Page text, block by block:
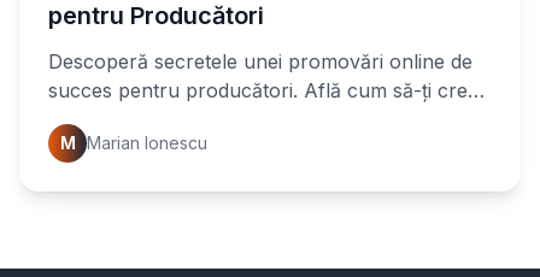
pentru Producători
Descoperă secretele unei promovări online de
succes pentru producători. Află cum să-ți crești
vizibilitatea, să-ți extinzi piața și să-ți optimizezi
vânzările
M Marian Ionescu